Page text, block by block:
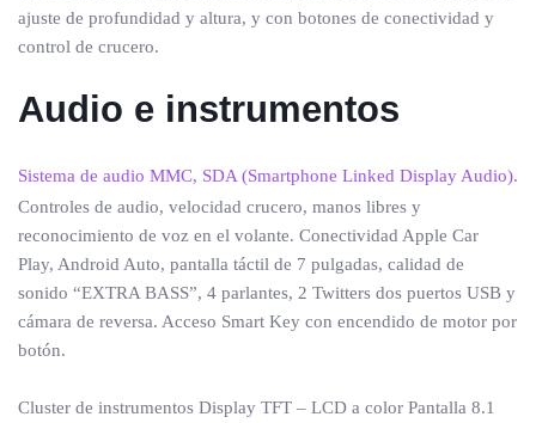
ajuste de profundidad y altura, y con botones de conectividad y
control de crucero.
Audio e instrumentos
Sistema de audio MMC, SDA (Smartphone Linked Display Audio).
Controles de audio, velocidad crucero, manos libres y
reconocimiento de voz en el volante. Conectividad Apple Car
Play, Android Auto, pantalla táctil de 7 pulgadas, calidad de
sonido “EXTRA BASS”, 4 parlantes, 2 Twitters dos puertos USB y
cámara de reversa. Acceso Smart Key con encendido de motor por
botón.
Cluster de instrumentos Display TFT – LCD a color Pantalla 8.1